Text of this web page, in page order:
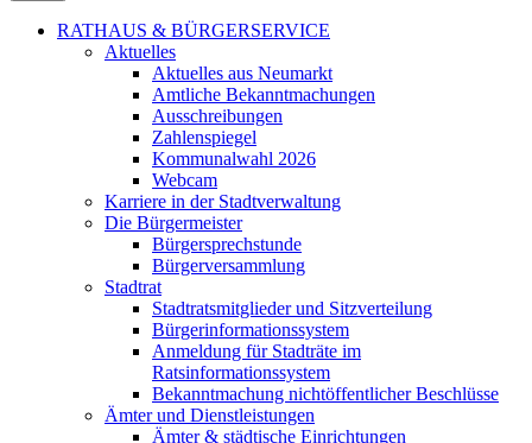
RATHAUS & BÜRGERSERVICE
Aktuelles
Aktuelles aus Neumarkt
Amtliche Bekanntmachungen
Ausschreibungen
Zahlenspiegel
Kommunalwahl 2026
Webcam
Karriere in der Stadtverwaltung
Die Bürgermeister
Bürgersprechstunde
Bürgerversammlung
Stadtrat
Stadtratsmitglieder und Sitzverteilung
Bürgerinformationssystem
Anmeldung für Stadträte im
Ratsinformationssystem
Bekanntmachung nichtöffentlicher Beschlüsse
Ämter und Dienstleistungen
Ämter & städtische Einrichtungen